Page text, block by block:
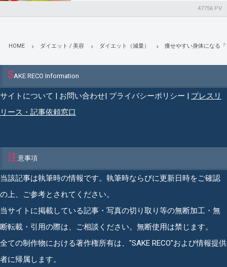
47756 PV
HOME ダイエット / 美容 ダイエット（減量） 痩せやすい身体になる
SAKE RECO Information
サイトについて お問い合わせ プライバシーポリシー
プレスリ
リース・記事依頼窓口
注意事項
当該記事は執筆時の情報です。執筆時ならびに更新日時をご確認
の上、ご参考とされてください。
当サイトに掲載している記事・写真の切り取り等の無断加工・無
断転載・引用の際は、ご相談ください。無断使用は禁じます。
全ての制作物における著作権所有は、"SAKE RECO"および情報提供
者に帰属します。